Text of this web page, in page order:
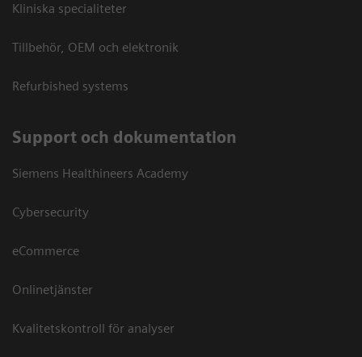
Kliniska specialiteter
Tillbehör, OEM och elektronik
Refurbished systems
Support och dokumentation
Siemens Healthineers Academy
Cybersecurity
eCommerce
Onlinetjänster
Kvalitetskontroll för analyser